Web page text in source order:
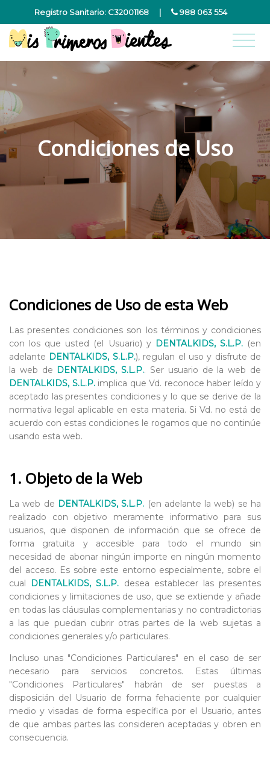
Registro Sanitario: C32001168 | 988 063 554
Condiciones de Uso
Condiciones de Uso de esta Web
Las presentes condiciones son los términos y condiciones
con los que usted (el Usuario) y DENTALKIDS, S.L.P.(en
adelante DENTALKIDS, S.L.P.), regulan el uso y disfrute de
la web de DENTALKIDS, S.L.P.. Ser usuario de la web de
DENTALKIDS, S.L.P.implica que Vd. reconoce haber leído y
aceptado las presentes condiciones y lo que se derive de la
normativa legal aplicable en esta materia. Si Vd. no está de
acuerdo con estas condiciones le rogamos que no continúe
usando esta web.
1. Objeto de la Web
La web de DENTALKIDS, S.L.P. (en adelante la web) se ha
realizado con objetivo meramente informativo para sus
usuarios, que disponen de información que se ofrece de
forma gratuita y accesible para todo el mundo sin
necesidad de abonar ningún importe en ningún momento
del acceso. Es sobre este entorno especialmente, sobre el
cual
DENTALKIDS, S.L.P. desea establecer las presentes
condiciones y limitaciones de uso, que se extiende y añade
en todas las cláusulas complementarias y no contradictorias
a las que puedan cubrir otras partes de la web sujetas a
condiciones generales y/o particulares.
Incluso unas "Condiciones Particulares" en el caso de ser
necesario para servicios concretos. Estas últimas
"Condiciones Particulares" habrán de ser puestas a
disposicián del Usuario de forma fehaciente por cualquier
medio y visadas de forma específica por el Usuario, antes
de que ambas partes las consideren aceptadas y obren en
consecuencia.